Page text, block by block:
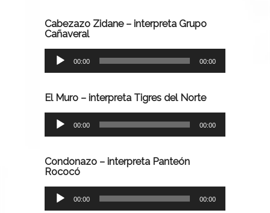
Cabezazo Zidane – interpreta Grupo
Cañaveral
audio
00:00 00:00
El Muro – interpreta Tigres del Norte
audio
00:00 00:00
Condonazo – interpreta Panteón
Rococó
Lecteur
audio
00:00 00:00